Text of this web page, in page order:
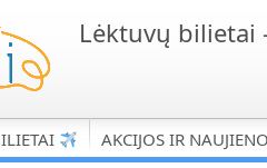
Lėktuvų bilietai
AKCIJOS IR